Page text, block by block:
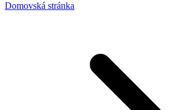
Domovská stránka